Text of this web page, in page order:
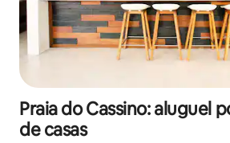
Praia do Cassino: aluguel
de casas